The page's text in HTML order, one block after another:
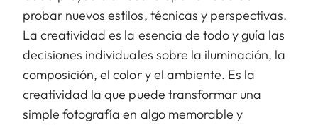
probar nuevos estilos, técnicas y perspectivas.
La creatividad es la esencia de todo y guía las
decisiones individuales sobre la iluminación, la
composición, el color y el ambiente. Es la
creatividad la que puede transformar una
simple fotografía en algo memorable y